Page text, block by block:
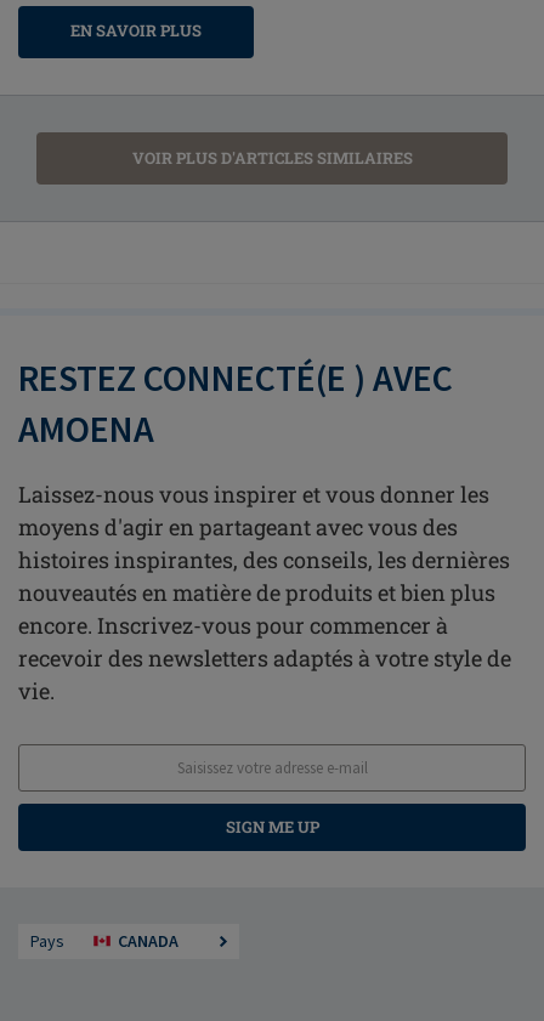
EN SAVOIR PLUS
VOIR PLUS D'ARTICLES SIMILAIRES
RESTEZ CONNECTÉ(E ) AVEC
AMOENA
Laissez-nous vous inspirer et vous donner les
moyens d'agir en partageant avec vous des
histoires inspirantes, des conseils, les dernières
nouveautés en matière de produits et bien plus
encore. Inscrivez-vous pour commencer à
recevoir des newsletters adaptés à votre style de
vie.
SIGN ME UP
Pays CANADA